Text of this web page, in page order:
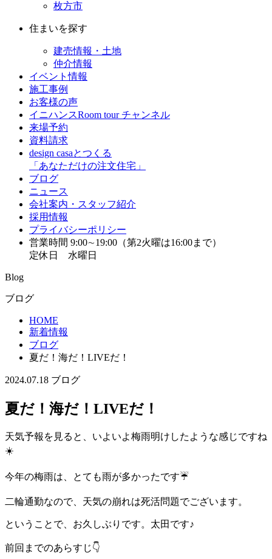
枚方市
住まいを探す
建売情報・土地
仲介情報
イベント情報
施工事例
お客様の声
イニハンスRoom tour チャンネル
来場予約
資料請求
design casaとつくる
「あなただけの注文住宅」
ブログ
ニュース
会社案内・スタッフ紹介
採用情報
プライバシーポリシー
営業時間 9:00∼19:00（第2火曜は16:00まで）
定休日 水曜日
Blog
ブログ
HOME
新着情報
ブログ
夏だ！海だ！LIVEだ！
2024.07.18 ブログ
夏だ！海だ！LIVEだ！
天気予報を見ると、いよいよ梅雨明けしたような感じですね
☀️
今年の梅雨は、とても雨が多かったです☔️
二輪通勤なので、天気の崩れは死活問題でございます。
ということで、お久しぶりです。太田です♪
前回までのあらすじ👇